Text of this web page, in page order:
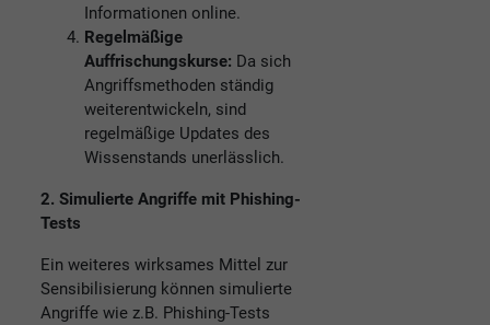
Informationen online.
Regelmäßige
Auffrischungskurse: Da sich
Angriffsmethoden ständig
weiterentwickeln, sind
regelmäßige Updates des
Wissenstands unerlässlich.
2. Simulierte Angriffe mit Phishing-
Tests
Ein weiteres wirksames Mittel zur
Sensibilisierung können simulierte
Angriffe wie z.B. Phishing-Tests